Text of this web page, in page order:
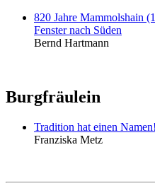
820 Jahre Mammolshain
Fenster nach Süden
Bernd Hartmann
Burgfräulein
Tradition hat einen Namen!
Franziska Metz